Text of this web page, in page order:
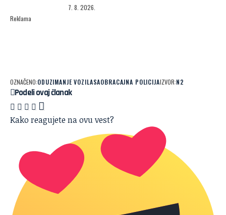
7. 8. 2026.
Reklama
OZNAČENO:ODUZIMANJE VOZILASAOBRACAJNA POLICIJAIZVOR:N2
Podeli ovaj članak
Kako reagujete na ovu vest?